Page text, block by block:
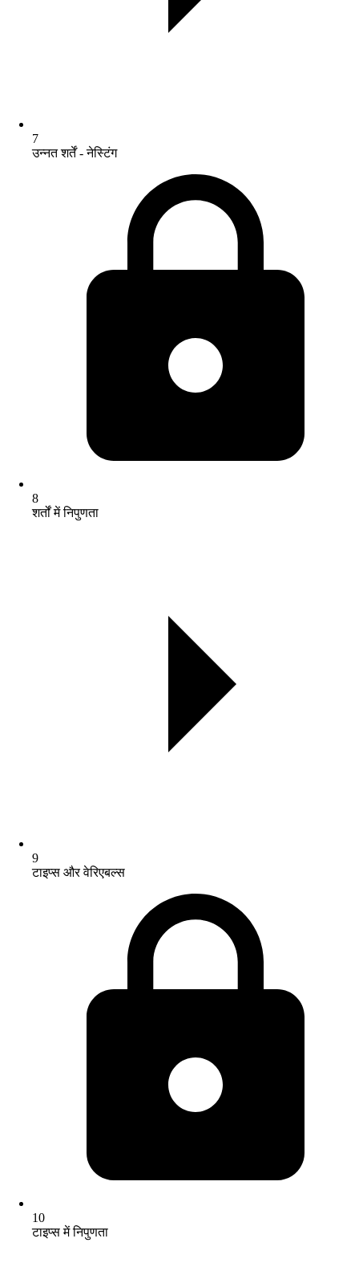
7
उन्नत शर्तें - नेस्टिंग
8
शर्तों में निपुणता
9
टाइप्स और वेरिएबल्स
10
टाइप्स में निपुणता